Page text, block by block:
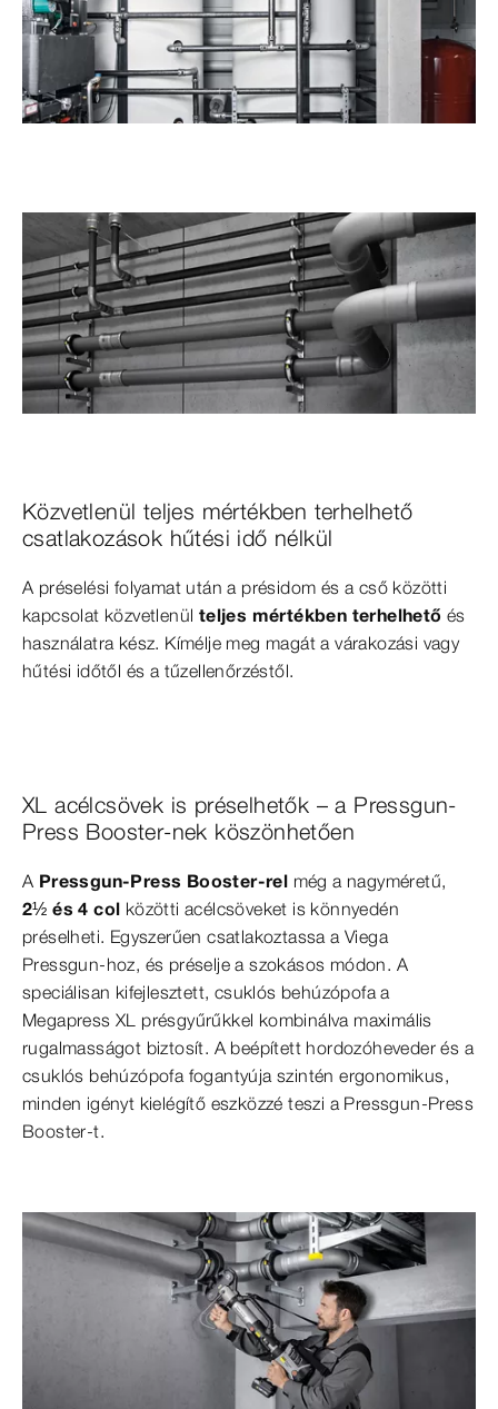
Közvetlenül teljes mértékben terhelhető
csatlakozások hűtési idő nélkül
A préselési folyamat után a présidom és a cső közötti
kapcsolat közvetlenül teljes mértékben terhelhető és
használatra kész. Kímélje meg magát a várakozási vagy
hűtési időtől és a tűzellenőrzéstől.
XL acélcsövek is préselhetők – a Pressgun-
Press Booster-nek köszönhetően
A Pressgun-Press Booster-rel még a nagyméretű,
2½ és 4 col közötti acélcsöveket is könnyedén
préselheti. Egyszerűen csatlakoztassa a Viega
Pressgun-hoz, és préselje a szokásos módon. A
speciálisan kifejlesztett, csuklós behúzópofa a
Megapress XL présgyűrűkkel kombinálva maximális
rugalmasságot biztosít. A beépített hordozóheveder és a
csuklós behúzópofa fogantyúja szintén ergonomikus,
minden igényt kielégítő eszközzé teszi a Pressgun-Press
Booster-t.